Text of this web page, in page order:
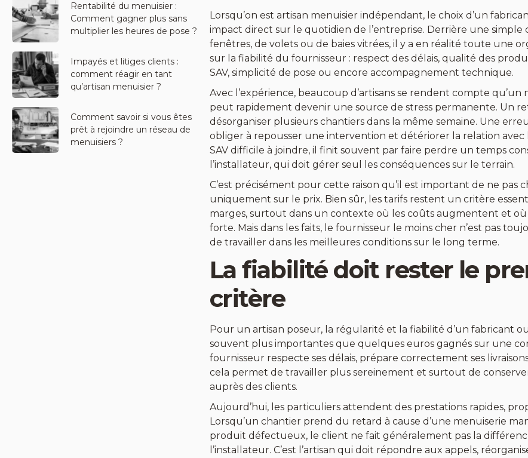
Rentabilité du menuisier :
Comment gagner plus sans
multiplier les heures de pose ?
Impayés et litiges clients :
comment réagir en tant
qu’artisan menuisier ?
Comment savoir si vous êtes
prêt à rejoindre un réseau de
menuisiers ?
Lorsqu’on est artisan menuisier indépendant, le choix d’un
impact direct sur le quotidien de l’entreprise. Derrière une simple
fenêtres, de volets ou de baies vitrées, il y a en réalité toute une
sur la fiabilité du fournisseur : respect des délais, qualité des
SAV, simplicité de pose ou encore accompagnement technique.
Avec l’expérience, beaucoup d’artisans se rendent compte qu’un
peut rapidement devenir une source de stress permanente. Un
désorganiser plusieurs chantiers dans la même semaine. Une
obliger à repousser une intervention et détériorer la relation avec
SAV difficile à joindre, il finit souvent par faire perdre un temps
l’installateur, qui doit gérer seul les conséquences sur le terrain.
C’est précisément pour cette raison qu’il est important de ne pas
uniquement sur le prix. Bien sûr, les tarifs restent un critère
marges, surtout dans un contexte où les coûts augmentent et
forte. Mais dans les faits, le fournisseur le moins cher n’est pas
de travailler dans les meilleures conditions sur le long terme.
La fiabilité doit rester le
critère
Pour un artisan poseur, la régularité et la fiabilité d’un fabricant
souvent plus importantes que quelques euros gagnés sur une
fournisseur respecte ses délais, prépare correctement ses
cela permet de travailler plus sereinement et surtout de
auprès des clients.
Aujourd’hui, les particuliers attendent des prestations rapides,
Lorsqu’un chantier prend du retard à cause d’une menuiserie
produit défectueux, le client ne fait généralement pas la
l’installateur. C’est l’artisan qui doit répondre aux appels,